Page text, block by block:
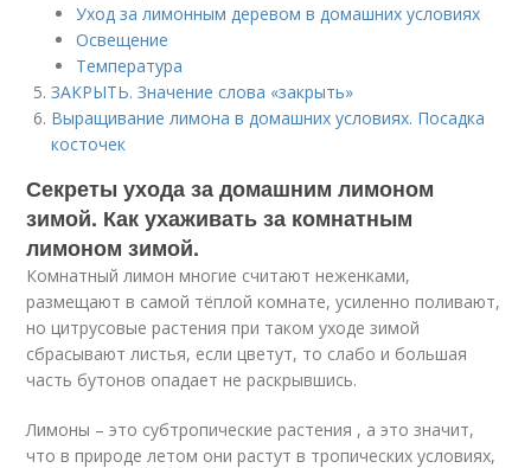
Уход за лимонным деревом в домашних условиях
Освещение
Температура
ЗАКРЫТЬ. Значение слова «закрыть»
Выращивание лимона в домашних условиях. Посадка
косточек
Секреты ухода за домашним лимоном
зимой. Как ухаживать за комнатным
лимоном зимой.
Комнатный лимон многие считают неженками,
размещают в самой тёплой комнате, усиленно поливают,
но цитрусовые растения при таком уходе зимой
сбрасывают листья, если цветут, то слабо и большая
часть бутонов опадает не раскрывшись.
Лимоны – это субтропические растения , а это значит,
что в природе летом они растут в тропических условиях,